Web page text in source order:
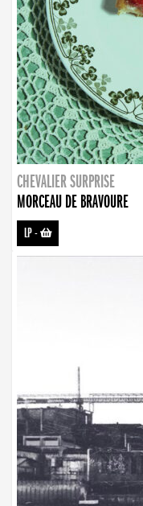
CHEVALIER SURPRISE
MORCEAU DE BRAVOURE
LP-